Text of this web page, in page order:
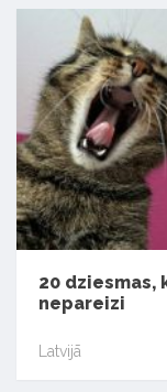
20 dziesmas,
nepareizi
Latvijā